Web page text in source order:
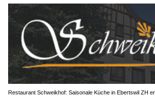
Restaurant Schweikhof: Saisonale Küche in Ebertswil ZH